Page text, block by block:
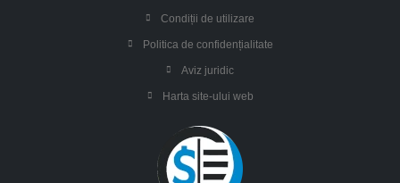
Condiții de utilizare
Politica de confidențialitate
Aviz juridic
Harta site-ului web